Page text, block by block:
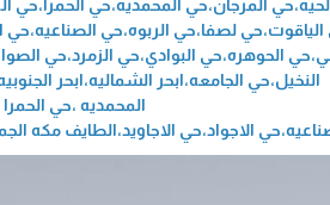
المرجان،حي المحمديه،حي
الياقوت،حي لصفا،حي الربوه،حي
الحوهره،حي البوادي،حي الزمرد،حي
النخيل،حي الجامعه،ابحر الشماليه،ابحر
المحمديه ،حي الحمرا
الاجواد،حي الاجاويد،الطايف مكه